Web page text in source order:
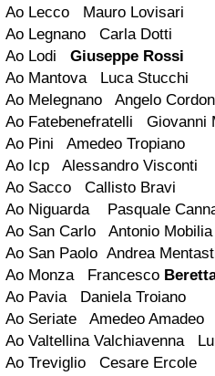
Ao Lecco Mauro Lovisari
Ao Legnano Carla Dotti
Ao Lodi Giuseppe Rossi
Ao Mantova Luca Stucchi
Ao Melegnano Angelo
Ao Fatebenefratelli Giovanni
Ao Pini Amedeo Tropiano
Ao Icp Alessandro Visconti
Ao Sacco Callisto Bravi
Ao Niguarda Pasquale
Ao San Carlo Antonio Mobilia
Ao San Paolo Andrea
Ao Monza Francesco
Ao Pavia Daniela Troiano
Ao Seriate Amedeo Amadeo
Ao Valtellina Valchiavenna
Ao Treviglio Cesare Ercole